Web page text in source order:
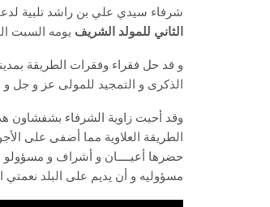
شرفاء سيدي علي بن راشد تلبية
الثاني للمولد الشريف يومه السبت الموافق 16
و قد حل فقراء وفقرات الطريقة
الذكرى و التمجيد للمولى عز و جل و
وقد أحيت زاوية الشرفاء بشفشاون
الطريقة العلاوية مما أضفى على
حضرها أعيــــان و أشراف و مسؤولو
مسؤوليه و أن يديم على البلد نعمتي